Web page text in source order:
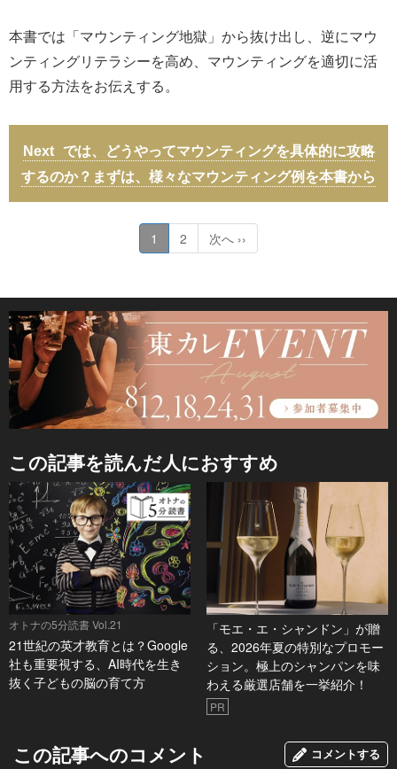
本書では「マウンティング地獄」から抜け出し、逆にマウ
ンティングリテラシーを高め、マウンティングを適切に活
用する方法をお伝えする。
では、どうやってマウンティングを具体的に攻略
するのか？まずは、様々なマウンティング例を本書から
1 2 次へ ››
この記事を読んだ人におすすめ
オトナの5分読書 Vol.21
21世紀の英才教育とは？Google
社も重要視する、AI時代を生き
抜く子どもの脳の育て方
「モエ・エ・シャンドン」が贈
る、2026年夏の特別なプロモー
ション。極上のシャンパンを味
わえる厳選店舗を一挙紹介！
PR
この記事へのコメント コメントする